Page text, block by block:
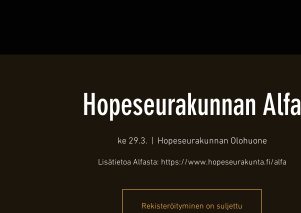
Hopeseurakunnan Alfa
ke 29.3. Hopeseurakunnan Olohuone
Lisätietoa Alfasta: https://www.hopeseurakunta.fi/alfa
Rekisteröityminen on suljettu